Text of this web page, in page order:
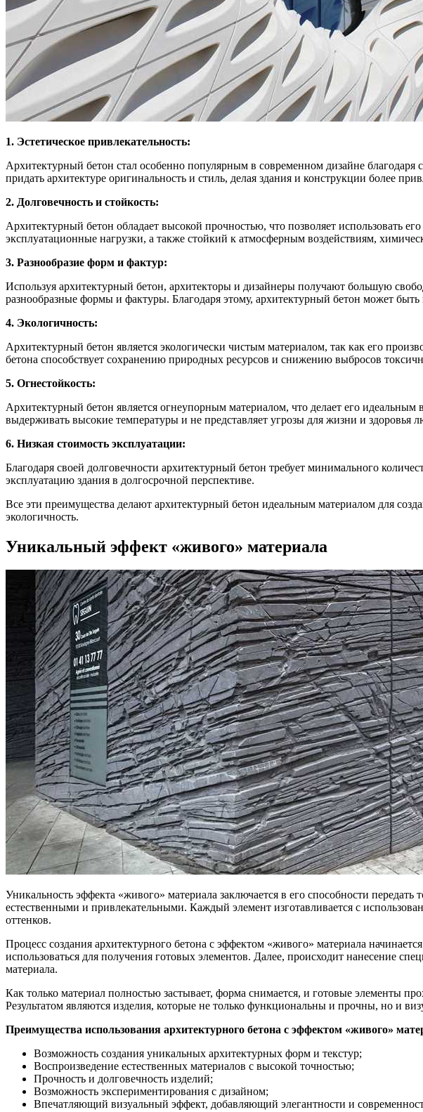
1. Эстетическое привлекательность:
Архитектурный бетон стал особенно популярным в современном дизайне благодаря
придать архитектуре оригинальность и стиль, делая здания и конструкции более
2. Долговечность и стойкость:
Архитектурный бетон обладает высокой прочностью, что позволяет использовать
эксплуатационные нагрузки, а также стойкий к атмосферным воздействиям,
3. Разнообразие форм и фактур:
Используя архитектурный бетон, архитекторы и дизайнеры получают большую
разнообразные формы и фактуры. Благодаря этому, архитектурный бетон может
4. Экологичность:
Архитектурный бетон является экологически чистым материалом, так как его
бетона способствует сохранению природных ресурсов и снижению выбросов
5. Огнестойкость:
Архитектурный бетон является огнеупорным материалом, что делает его
выдерживать высокие температуры и не представляет угрозы для жизни и здоровья
6. Низкая стоимость эксплуатации:
Благодаря своей долговечности архитектурный бетон требует минимального
эксплуатацию здания в долгосрочной перспективе.
Все эти преимущества делают архитектурный бетон идеальным материалом для
экологичность.
Уникальный эффект «живого» материала
Уникальность эффекта «живого» материала заключается в его способности
естественными и привлекательными. Каждый элемент изготавливается с
оттенков.
Процесс создания архитектурного бетона с эффектом «живого» материала
использоваться для получения готовых элементов. Далее, происходит нанесение
материала.
Как только материал полностью застывает, форма снимается, и готовые элементы
Результатом являются изделия, которые не только функциональны и прочны, но и
Преимущества использования архитектурного бетона с эффектом «живого»
Возможность создания уникальных архитектурных форм и текстур;
Воспроизведение естественных материалов с высокой точностью;
Прочность и долговечность изделий;
Возможность экспериментирования с дизайном;
Впечатляющий визуальный эффект, добавляющий элегантности и